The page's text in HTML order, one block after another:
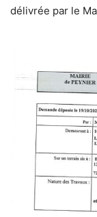
délivrée par le